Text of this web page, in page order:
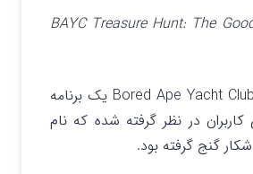
BAYC Treasure Hunt: The
در نقشه راه ۱.۰ Bored Ape Yacht Club یک برنامه
کاربران در نظر گرفته شده که نام